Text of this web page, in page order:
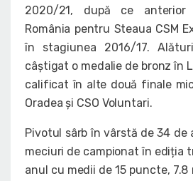
2020/21, după ce
România pentru Steaua CSM
în stagiunea 2016/17.
câștigat o medalie de bronz în
calificat în alte două finale
Oradea și CSO Voluntari.
Pivotul sârb în vârstă de 34
meciuri de campionat în ediția
anul cu medii de 15 puncte, 7.8